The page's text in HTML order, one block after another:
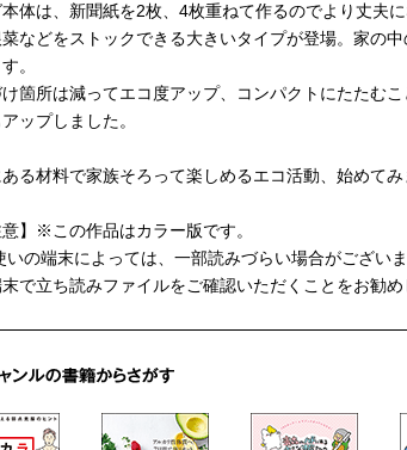
体は、新聞紙を2枚、4枚重ねて作るのでより丈夫
などをストックできる大きいタイプが登場。家の
。
け箇所は減ってエコ度アップ、コンパクトにたたむ
ップしました。
る材料で家族そろって楽しめるエコ活動、始めてみ
意】※この作品はカラー版です。
の端末によっては、一部読みづらい場合がござい
で立ち読みファイルをご確認いただくことをお勧め